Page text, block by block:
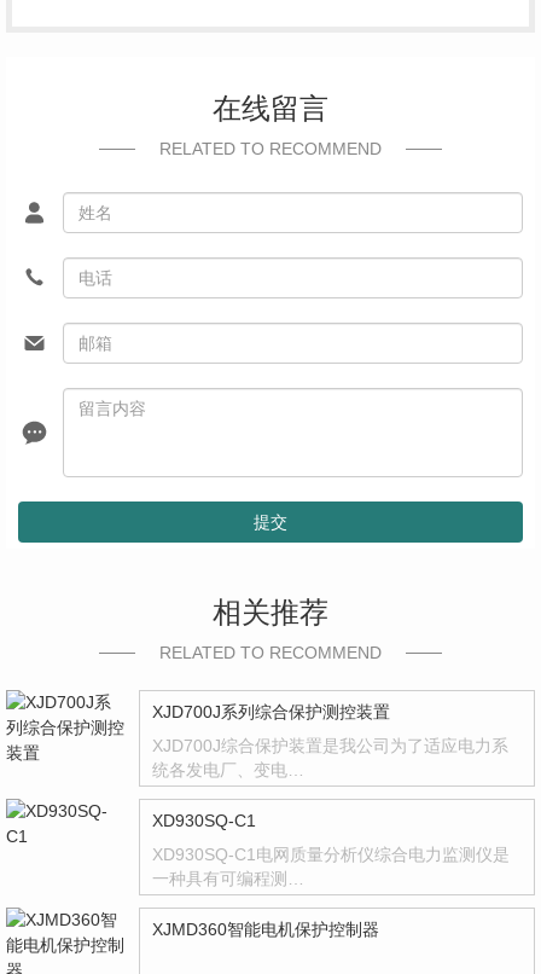
在线留言
RELATED TO RECOMMEND
提交
相关推荐
RELATED TO RECOMMEND
XJD700J系列综合保护测控装置
XJD700J综合保护装置是我公司为了适应电力系
统各发电厂、变电…
XD930SQ-C1
XD930SQ-C1电网质量分析仪综合电力监测仪是
一种具有可编程测…
XJMD360智能电机保护控制器